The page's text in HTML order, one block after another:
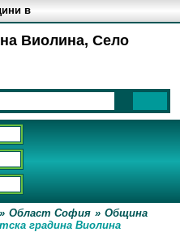
Виолина, Село
в
» Област София » Община
градина Виолина